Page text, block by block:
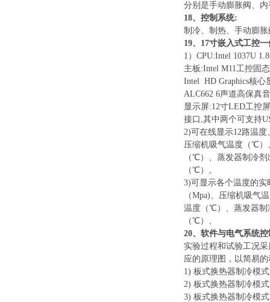
分别是手动膨胀阀、
18、控制系统:
制冷、制热、手动膨
19、17寸嵌入式工控
1）CPU:Intel 1037U
主板 :Intel M11工控固
Intel HD Graphics核
ALC662 6声道高保真
显示屏:12寸LED工控
接口,其中两个可支持
2)可在线显示12路温
压缩机吸气温度（℃
（℃）、蒸发器制冷
（℃）。
3)可显示各个温度的
（Mpa)、压缩机吸
温度（℃）、蒸发器
（℃）、
20、软件与电气系统控
实验过程和试验工况
应的原理图，以简易
1) 板式换热器制冷模
2) 板式换热器制冷模
3) 板式换热器制冷模